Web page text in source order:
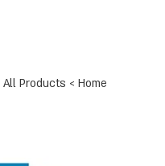
Home
>
All Products